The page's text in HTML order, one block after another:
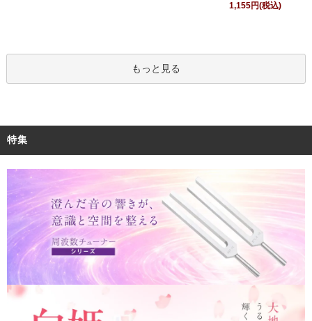
1,155円(税込)
もっと見る
特集